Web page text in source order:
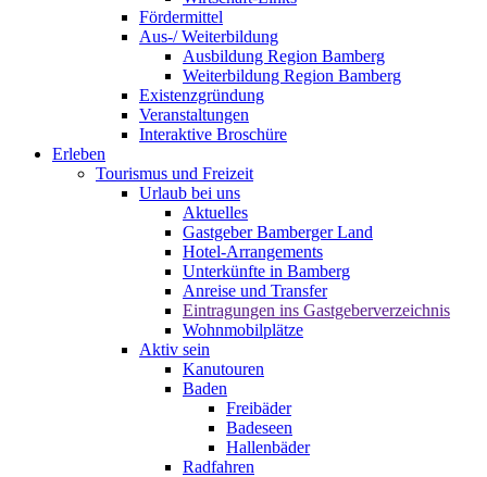
Fördermittel
Aus-/ Weiterbildung
Ausbildung Region Bamberg
Weiterbildung Region Bamberg
Existenzgründung
Veranstaltungen
Interaktive Broschüre
Erleben
Tourismus und Freizeit
Urlaub bei uns
Aktuelles
Gastgeber Bamberger Land
Hotel-Arrangements
Unterkünfte in Bamberg
Anreise und Transfer
Eintragungen ins Gastgeberverzeichnis
Wohnmobilplätze
Aktiv sein
Kanutouren
Baden
Freibäder
Badeseen
Hallenbäder
Radfahren